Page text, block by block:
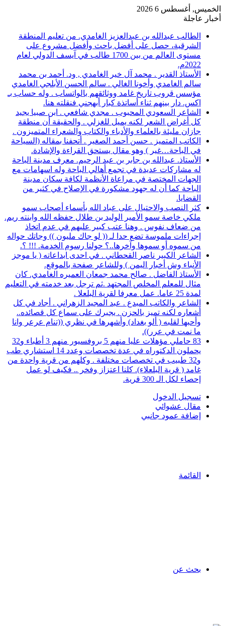
الخميس, أغسطس 6 2026
أخبار عاجلة
الطالب عبدالله بن عبدالعزيز الغامدي. من تعليم المنطقة
الشرقية، حصل على أفضل باحث وأفضل مشروع على
مستوى العالم من بين 1700 طالب في آيسف الدولي لعام
2022م.
الأستاذ القدير . محمد آل خير الغامدي , ود. أحمد بن محمد
سالم الغامدي وأخونا الغالي . سالم الحسن الأبلجي الغامدي
مؤسس قروب تاريخ غامد ووثائقهم بالواتساب . وله حساب بـ
اكس. دار بينهم ثناء أساتذة كبار أبهجني فنقلته هنا.
الشاعر السعودي المحبوب . مجدي شافعي . ابن صبيا يجيد
كل أغراض الشعر لكنه يميل للغزلي . والحقيقة أن منطقة
جازان مليئة بالعلماء والأدباء والكتاب والشعراء المتميزون .
الكاتب المتميز . حسن أحمد الصغير . أتحفنا بمقاله (السياحة
في الباحة…غير ) وهو مقال يستحق القراءة والإشادة.
الأستاذ. عبدالله بن جابر بن عبد الرحيم. معرف مدينة الباحة
له مشاركات عديدة في تجمع أهالي الباحة وله اسهامات مع
الجهات المختصة في مراعاة الأنظمة لكافة سكان مدينة
الباحة كما أن له جهود مشكورة في الإصلاح في كثير من
القضايا.
كثر النصب والاحتيال على عباد الله بأسماء أصحاب سمو
ملكي خاصة سمو الأمير الوليد بن طلال حفظه الله وابنته ريم.
من ضعاف نفوس . وهنا عتب كبير عليهم في عدم اتخاذ
إجراءات ملموسة تضع حدا لـ (( لو جاك مليون )) وجاتك حواله
من سموه أو سموها وآخرها..؟ حولنا رسوم الخدمة. !!! ؟.
الشاعر الكبير ناصر القحطاني . في احدى ابداعاته ( يا موجز
الأنباء وش أخبار اليمن ) وللشاعر صفحة بالموقع.
الأستاذ الفاضل . صالح محمد جمعان العميره الغامدي. كان
مثال للمعلم المخلص المجتهد .ثم ترجل بعد خدمته في التعليم
لمدة 25 عاما. عمل معرفا لقرية البلعلا .
الشاعر والكاتب المبدع . عبد المجيد الزهراني . أجاد في كل
أشعاره لكنه تميز بالحزن . يجبرك على سماع كل قصائده..
وأحبها لقلبه ( ألو بغداد) وأشهرها في نظري ((تنام عرعر وانا
ما نمت في عرر)).
83 حاملي مؤهلات عليا منهم 5 بروفسيور منهم 3 أطباء و32
يحملون الدكتوراه في عدة تخصصات وعدد 14 استشاري طب
و32 طبيب في تخصصات مختلفة . وكلهم من قرية واحدة من
غامد ( قرية البلعلاء). كلنا اعتزاز وفخر .. فكيف لو عمل
إحصاء لكل الـ 300 قرية.
تسجيل الدخول
مقال عشوائي
إضافة عمود جانبي
القائمة
بحث عن